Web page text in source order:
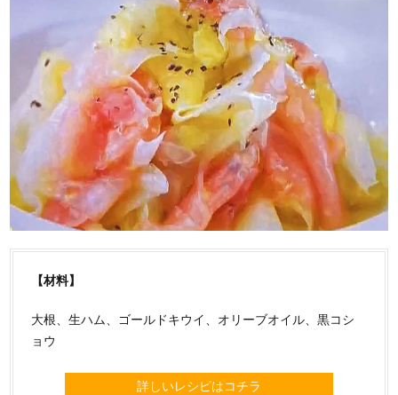
【材料】
大根、生ハム、ゴールドキウイ、オリーブオイル、黒コシ
ョウ
詳しいレシピはコチラ